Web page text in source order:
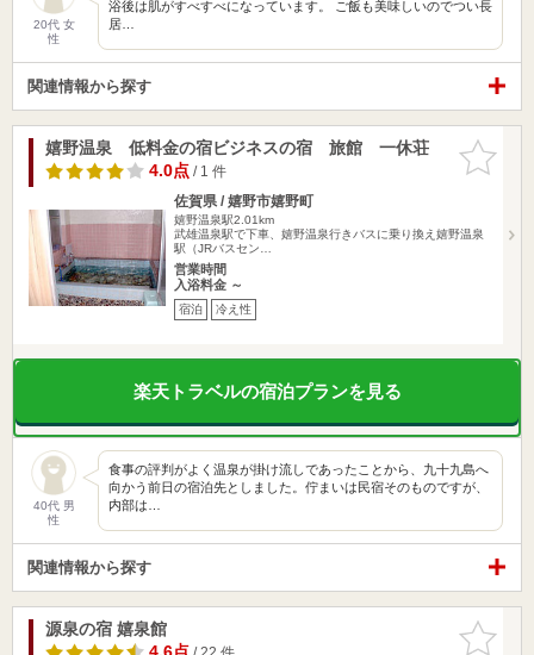
20代 女
性
浴後は肌がすべすべになっています。 ご飯も美味しいのでつい長
居…
関連情報から探す
お気に入
りに追加
嬉野温泉 低料金の宿ビジネスの宿 旅館 一休荘
4.0点/ 1 件
佐賀県 / 嬉野市嬉野町
嬉野温泉駅2.01km
武雄温泉駅で下車、嬉野温泉行きバスに乗り換え嬉野温泉
駅（JRバスセン…
営業時間
入浴料金 ～
宿泊 冷え性
楽天トラベルの宿泊プランを見る
40代 男
性
食事の評判がよく温泉が掛け流しであったことから、九十九島へ
向かう前日の宿泊先としました。佇まいは民宿そのものですが、
内部は…
関連情報から探す
お気に入
りに追加
源泉の宿 嬉泉館